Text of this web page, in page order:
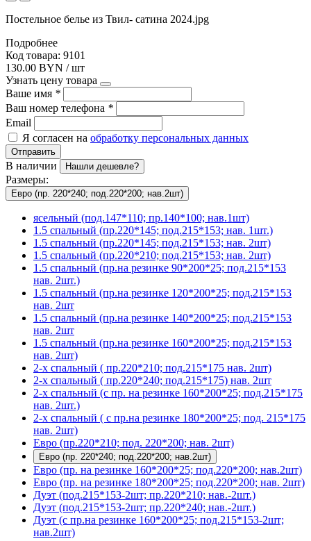
Постельное белье из Твил- сатина 2024.jpg
Подробнее
Код товара: 9101
130.00 BYN / шт
Узнать цену товара
Ваше имя *
Ваш номер телефона *
Email
Я согласен на обработку персональных данных
Отправить
В наличии Нашли дешевле?
Размеры:
Евро (пр. 220*240; под.220*200; нав.2шт)
ясельный (под.147*110; пр.140*100; нав.1шт)
1.5 спальный (пр.220*145; под.215*153; нав. 1шт.)
1.5 спальный (пр.220*145; под.215*153; нав. 2шт)
1.5 спальный (пр.220*210; под.215*153; нав. 2шт)
1.5 спальный (пр.на резинке 90*200*25; под.215*153
нав. 2шт.)
1.5 спальный (пр.на резинке 120*200*25; под.215*153
нав. 2шт
1.5 спальный (пр.на резинке 140*200*25; под.215*153
нав. 2шт
1.5 спальный (пр.на резинке 160*200*25; под.215*153
нав. 2шт)
2-х спальный ( пр.220*210; под.215*175 нав. 2шт)
2-х спальный ( пр.220*240; под.215*175) нав. 2шт
2-х спальный (с пр. на резинке 160*200*25; под.215*175
нав. 2шт.)
2-х спальный ( с пр.на резинке 180*200*25; под. 215*175
нав. 2шт)
Евро (пр.220*210; под. 220*200; нав. 2шт)
Евро (пр. 220*240; под.220*200; нав.2шт)
Евро (пр. на резинке 160*200*25; под.220*200; нав.2шт)
Евро (пр. на резинке 180*200*25; под.220*200; нав. 2шт)
Дуэт (под.215*153-2шт; пр.220*210; нав.-2шт.)
Дуэт (под.215*153-2шт; пр.220*240; нав.-2шт.)
Дуэт (с пр.на резинке 160*200*25; под.215*153-2шт;
нав.2шт)